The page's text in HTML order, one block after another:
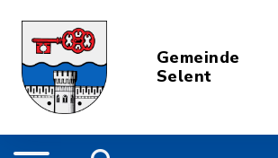
Gemeinde
Selent